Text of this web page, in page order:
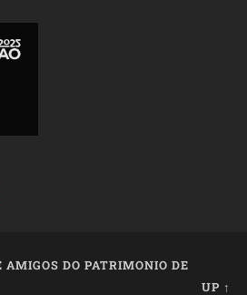
AMIGOS DO PATRIMONIO DE
UP ↑